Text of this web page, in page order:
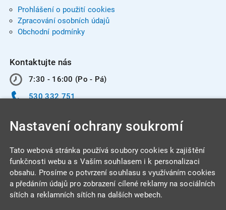
Prohlášení o použití cookies
Zpracování osobních údajů
Obchodní podmínky
Kontaktujte nás
7:30 - 16:00 (Po - Pá)
530 332 751
INTEGRA CENTRUM s.r.o.
Jabloňová 662/7
Nastavení ochrany soukromí
Tato webová stránka používá soubory cookies k zajištění
funkčnosti webu a s Vaším souhlasem i k personalizaci
obsahu. Prosíme o potvrzení souhlasu s využíváním cookies
a předáním údajů pro zobrazení cílené reklamy na sociálních
sítích a reklamních sítích na dalších webech.